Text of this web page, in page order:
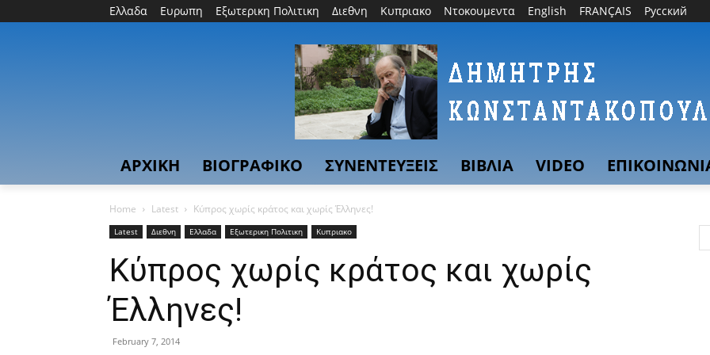
Ελλαδα Ευρωπη Εξωτερικη Πολιτικη Διεθνη Κυπριακο Ντοκουμεντα English FRANÇAIS Русский
ΑΡΧΙΚΗ ΒΙΟΓΡΑΦΙΚΟ ΣΥΝΕΝΤΕΥΞΕΙΣ ΒΙΒΛΙΑ VIDEO
Home Latest Κύπρος χωρίς κράτος και χωρίς Έλληνες!
Latest Διεθνη Ελλαδα Εξωτερικη Πολιτικη Κυπριακο
Κύπρος χωρίς κράτος και χωρίς
Έλληνες!
February 7, 2014